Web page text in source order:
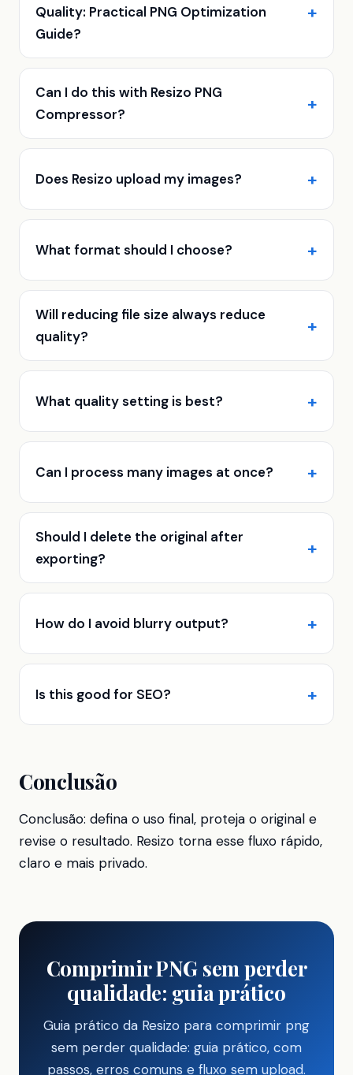
Quality: Practical PNG Optimization
Guide?
Can I do this with Resizo PNG
Compressor?
Does Resizo upload my images?
What format should I choose?
Will reducing file size always reduce
quality?
What quality setting is best?
Can I process many images at once?
Should I delete the original after
exporting?
How do I avoid blurry output?
Is this good for SEO?
Conclusão
Conclusão: defina o uso final, proteja o original e
revise o resultado. Resizo torna esse fluxo rápido,
claro e mais privado.
Comprimir PNG sem perder
qualidade: guia prático
Guia prático da Resizo para comprimir png
sem perder qualidade: guia prático, com
passos, erros comuns e fluxo sem upload.